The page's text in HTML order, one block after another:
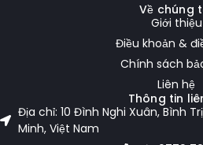
Về chúng
Giới thiệu
Điều khoản &
Chính sách
Liên hệ
Thông tin
Địa chỉ: 10 Đình Nghi Xuân, Bình
Minh, Việt Nam